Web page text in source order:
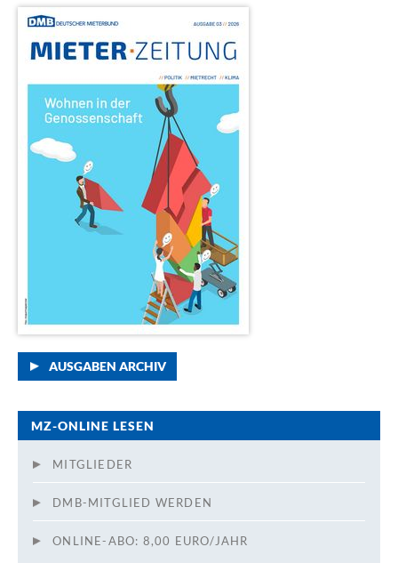
AUSGABEN ARCHIV
MZ-ONLINE LESEN
MITGLIEDER
DMB-MITGLIED WERDEN
ONLINE-ABO: 8,00 EURO/JAHR